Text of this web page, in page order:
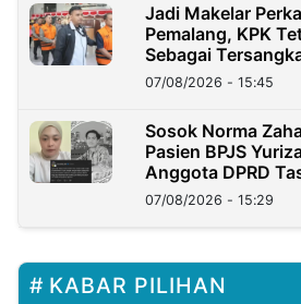
Jadi Makelar
Pemalang, KPK
Sebagai
07/08/2026 - 15:45
Sosok Norma
Pasien BPJS
Anggota DPRD
Lukman
07/08/2026 - 15:29
KABAR PILIHAN